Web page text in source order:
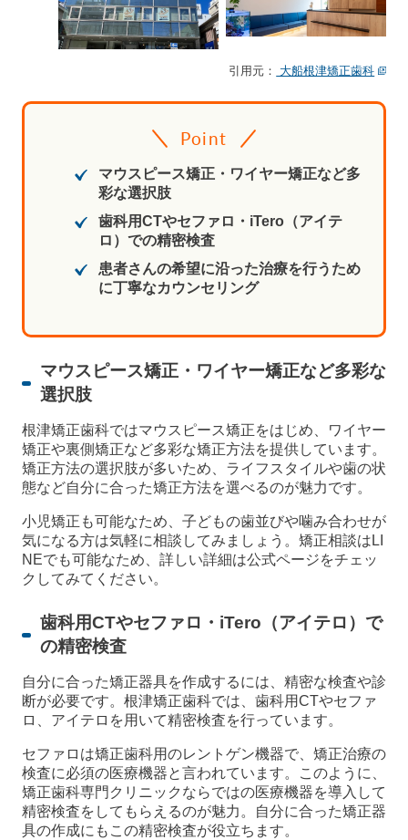
引用元： 大船根津矯正歯科
Point
マウスピース矯正・ワイヤー矯正など多
彩な選択肢
歯科用CTやセファロ・iTero（アイテ
ロ）での精密検査
患者さんの希望に沿った治療を行うため
に丁寧なカウンセリング
マウスピース矯正・ワイヤー矯正など多彩な
選択肢
根津矯正歯科ではマウスピース矯正をはじめ、ワイヤー
矯正や裏側矯正など多彩な矯正方法を提供しています。
矯正方法の選択肢が多いため、ライフスタイルや歯の状
態など自分に合った矯正方法を選べるのが魅力です。
小児矯正も可能なため、子どもの歯並びや噛み合わせが
気になる方は気軽に相談してみましょう。矯正相談はLI
NEでも可能なため、詳しい詳細は公式ページをチェッ
クしてみてください。
歯科用CTやセファロ・iTero（アイテロ）で
の精密検査
自分に合った矯正器具を作成するには、精密な検査や診
断が必要です。根津矯正歯科では、歯科用CTやセファ
ロ、アイテロを用いて精密検査を行っています。
セファロは矯正歯科用のレントゲン機器で、矯正治療の
検査に必須の医療機器と言われています。このように、
矯正歯科専門クリニックならではの医療機器を導入して
精密検査をしてもらえるのが魅力。自分に合った矯正器
具の作成にもこの精密検査が役立ちます。